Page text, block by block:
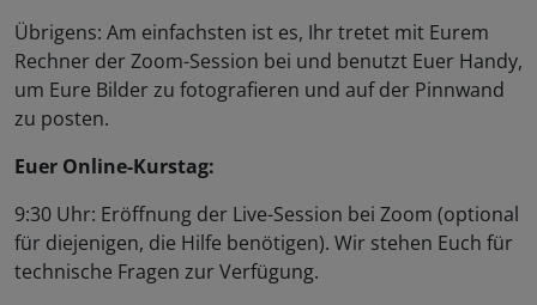
Übrigens: Am einfachsten ist es, Ihr tretet mit Eurem
Rechner der Zoom-Session bei und benutzt Euer Handy,
um Eure Bilder zu fotografieren und auf der Pinnwand
zu posten.
Euer Online-Kurstag:
9:30 Uhr: Eröffnung der Live-Session bei Zoom (optional
für diejenigen, die Hilfe benötigen). Wir stehen Euch für
technische Fragen zur Verfügung.